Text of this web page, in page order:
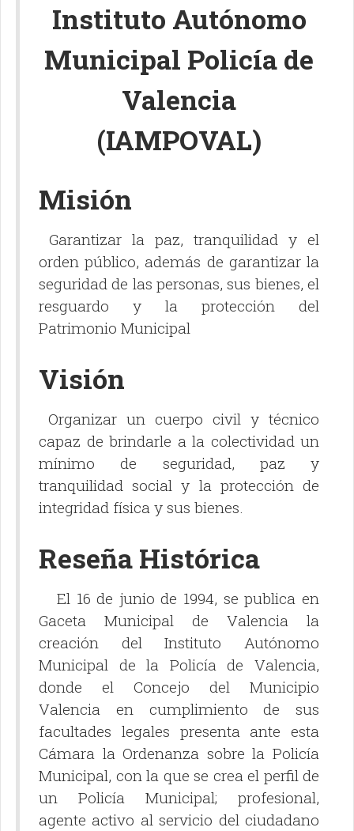
Instituto Autónomo
Municipal Policía de
Valencia
(IAMPOVAL)
Misión
Garantizar la paz, tranquilidad y el
orden público, además de garantizar la
seguridad de las personas, sus bienes, el
resguardo y la protección del
Patrimonio Municipal
Visión
Organizar un cuerpo civil y técnico
capaz de brindarle a la colectividad un
mínimo de seguridad, paz y
tranquilidad social y la protección de
integridad física y sus bienes.
Reseña Histórica
El 16 de junio de 1994, se publica en
Gaceta Municipal de Valencia la
creación del Instituto Autónomo
Municipal de la Policía de Valencia,
donde el Concejo del Municipio
Valencia en cumplimiento de sus
facultades legales presenta ante esta
Cámara la Ordenanza sobre la Policía
Municipal, con la que se crea el perfil de
un Policía Municipal; profesional,
agente activo al servicio del ciudadano